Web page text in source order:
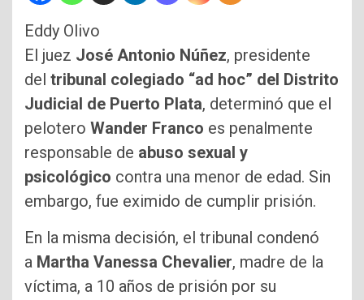
Eddy Olivo
El juez José Antonio Núñez, presidente
del tribunal colegiado “ad hoc” del Distrito
Judicial de Puerto Plata, determinó que el
pelotero Wander Franco es penalmente
responsable de abuso sexual y
psicológico contra una menor de edad. Sin
embargo, fue eximido de cumplir prisión.
En la misma decisión, el tribunal condenó
a Martha Vanessa Chevalier, madre de la
víctima, a 10 años de prisión por su